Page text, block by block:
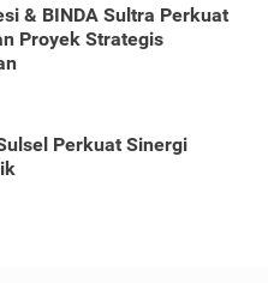
& BINDA Sultra Perkuat
Proyek Strategis
Perkuat Sinergi